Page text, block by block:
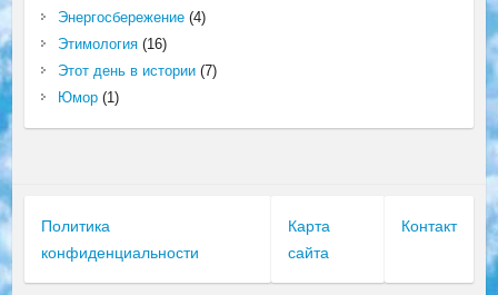
Энергосбережение(4)
Этимология(16)
Этот день в истории(7)
Юмор(1)
Политика
конфиденциальности
Карта
сайта
Контакт